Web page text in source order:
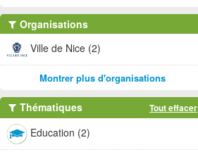
Organisations
Ville de Nice (2)
Montrer plus d'organisations
Thématiques Tout effacer
Education (2)